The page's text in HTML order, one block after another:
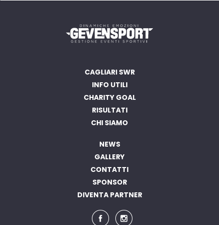
CAGLIARI SWR
INFO UTILI
CHARITY GOAL
RISULTATI
CHI SIAMO
NEWS
GALLERY
CONTATTI
SPONSOR
DIVENTA PARTNER